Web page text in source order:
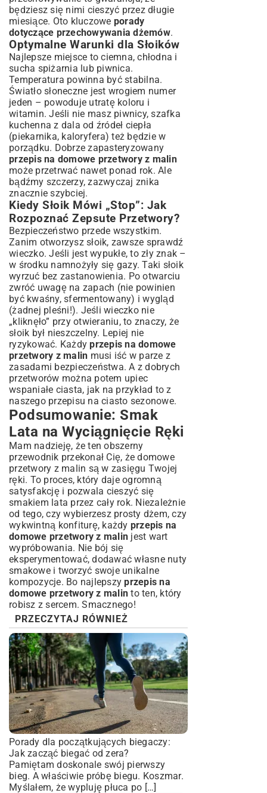
będziesz się nimi cieszyć przez długie
miesiące. Oto kluczowe porady
dotyczące przechowywania dżemów.
Optymalne Warunki dla Słoików
Najlepsze miejsce to ciemna, chłodna i
sucha spiżarnia lub piwnica.
Temperatura powinna być stabilna.
Światło słoneczne jest wrogiem numer
jeden – powoduje utratę koloru i
witamin. Jeśli nie masz piwnicy, szafka
kuchenna z dala od źródeł ciepła
(piekarnika, kaloryfera) też będzie w
porządku. Dobrze zapasteryzowany
przepis na domowe przetwory z malin
może przetrwać nawet ponad rok. Ale
bądźmy szczerzy, zazwyczaj znika
znacznie szybciej.
Kiedy Słoik Mówi „Stop”: Jak
Rozpoznać Zepsute Przetwory?
Bezpieczeństwo przede wszystkim.
Zanim otworzysz słoik, zawsze sprawdź
wieczko. Jeśli jest wypukłe, to zły znak –
w środku namnożyły się gazy. Taki słoik
wyrzuć bez zastanowienia. Po otwarciu
zwróć uwagę na zapach (nie powinien
być kwaśny, sfermentowany) i wygląd
(żadnej pleśni!). Jeśli wieczko nie
„kliknęło” przy otwieraniu, to znaczy, że
słoik był nieszczelny. Lepiej nie
ryzykować. Każdyprzepis na domowe
przetwory z malin musi iść w parze z
zasadami bezpieczeństwa. A z dobrych
przetworów można potem upiec
wspaniałe ciasta, jak na przykład to z
naszego przepisu na ciasto sezonowe.
Podsumowanie: Smak
Lata na Wyciągnięcie Ręki
Mam nadzieję, że ten obszerny
przewodnik przekonał Cię, że domowe
przetwory z malin są w zasięgu Twojej
ręki. To proces, który daje ogromną
satysfakcję i pozwala cieszyć się
smakiem lata przez cały rok. Niezależnie
od tego, czy wybierzesz prosty dżem, czy
wykwintną konfiturę, każdy przepis na
domowe przetwory z malin jest wart
wypróbowania. Nie bój się
eksperymentować, dodawać własne nuty
smakowe i tworzyć swoje unikalne
kompozycje. Bo najlepszyprzepis na
domowe przetwory z malin to ten, który
robisz z sercem. Smacznego!
PRZECZYTAJ RÓWNIEŻ
Porady dla początkujących biegaczy:
Jak zacząć biegać od zera?
Pamiętam doskonale swój pierwszy
bieg. A właściwie próbę biegu. Koszmar.
Myślałem, że wypluję płuca po […]